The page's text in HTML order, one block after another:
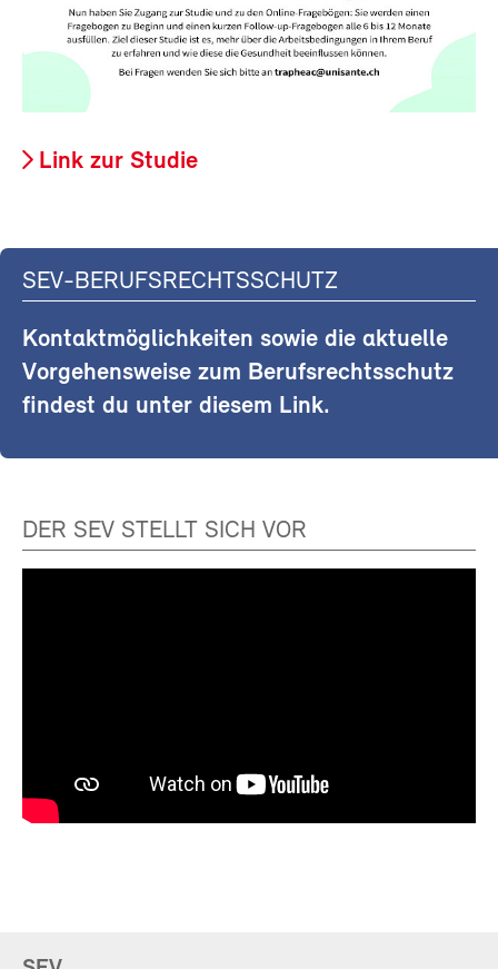
Link zur Studie
SEV-BERUFSRECHTSSCHUTZ
Kontaktmöglichkeiten sowie die aktuelle
Vorgehensweise zum Berufsrechtsschutz
findest du unter diesem Link.
DER SEV STELLT SICH VOR